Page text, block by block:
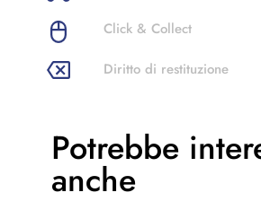
Click & Collect
Diritto di restituzione
Potrebbe
anche